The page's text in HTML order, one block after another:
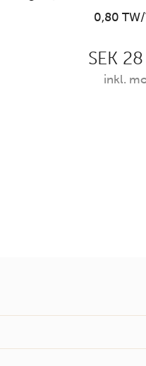
0,80 TW/
SEK
inkl.